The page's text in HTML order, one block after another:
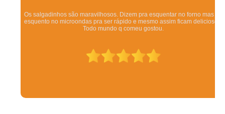
Os salgadinhos são maravilhosos. Dizem pra esquentar no forno mas eu
esquento no microondas pra ser rápido e mesmo assim ficam deliciosos.
Todo mundo q comeu gostou.